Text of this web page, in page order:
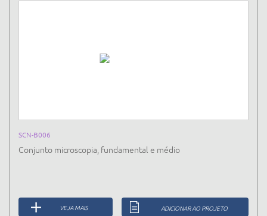
SCN-B006
Conjunto microscopia, fundamental e médio
VEJA MAIS ADICIONAR AO PROJETO